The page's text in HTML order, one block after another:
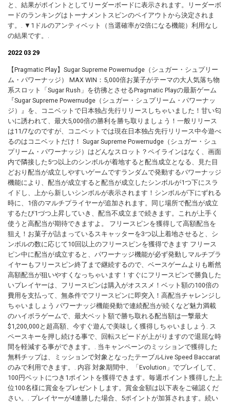
と、結果がポイントとしてリーダーボードに表示されます。リーダーボ
ードのランキングはトーナメントスピンのペイアウトから決定されま
す。. ▼1ドルのアンティベット（当選確率が2倍になる機能）利用なし
の結果です。.
2022 03 29
【Pragmatic Play】Sugar Supreme Powernudge（シュガー・シュプリー
ム・パワーナッジ） MAX WIN：5,000倍お菓子がテーマの大人気落ち物
系スロット「Sugar Rush」を彷彿とさせるPragmatic Playの最新ゲーム
『Sugar Supreme Powernudge（シュガー・シュプリーム・パワーナッ
ジ）』を、コニベットで日本独占先行リリースしちゃいました！甘い匂
いに誘われて、最大5,000倍の勝利を勝ち取りましょう！一般リリース
は11/7なのですが、コニベットでは現在日本独占先行リリース中今遊べ
るのはコニベットだけ！ Sugar Supreme Powernudge（シュガー・シュ
プリーム・パワーナッジ）はどんなスロット？ペイラインはなく、画面
内で隣接した5つ以上のシンボルが着地すると配当成立となる、見た目
どおり配当が成立しやすいゲームですランダムで発動するパワーナッジ
機能により、配当が成立すると配当が成立したシンボルが1つ下にスラ
イドし、上から新しいシンボルが表示されます！シンボルが下にずれる
時に、1倍のマルチプライヤーが追加されます。同じ場所で配当が成立
するたび1づつ上昇していき、配当不成立まで続きます。これが上手く
使うと高配当が期待できますよ。 フリースピンを獲得して高額配当を
狙え！お菓子が詰まっているスキャッターを3つ以上着地させると、シ
ンボルの数に応じて10回以上のフリースピンを獲得できます フリース
ピン中に配当が成立すると、パワーナッジ機能が必ず発動しマルチプラ
イヤーもフリースピン終了まで継続するので、ベースゲームよりも断然
高額配当が狙いやすくなっちゃいます！すぐにフリースピンで勝負した
いプレイヤーは、フリースピンは購入がオススメ！ベット額の100倍の
費用を支払って、無条件でフリースピンに即突入！高配当チャレンジし
ちゃいましょう パワーナッジ機能発動で連続配当が続くなど魅力満載
のハイボラゲームで、最大ベット額で勝ち取れる配当額は一撃最大
$1,200,000と超高額、今すぐ遊んで美味しく獲得しちゃいましょう. ス
ペースキーを押し続ける事で、回転スピードが上がりますので退屈な時
間を軽減する事ができます。. 当キャンペーンのミッションで獲得した
無料チップは、ミッションで対象となったテーブルLive Speed Baccarat
のみで利用できます。. 内容 対象期間中、「Evolution」でプレイして、
100円ベットにつき1ポイントを獲得できます。毎週ポイント獲得した上
位100名様に賞金をプレゼントします。賞金金額は以下表をご確認くだ
さい。. プレイヤーが4連勝した場合、5ポイントが加算されます。続い